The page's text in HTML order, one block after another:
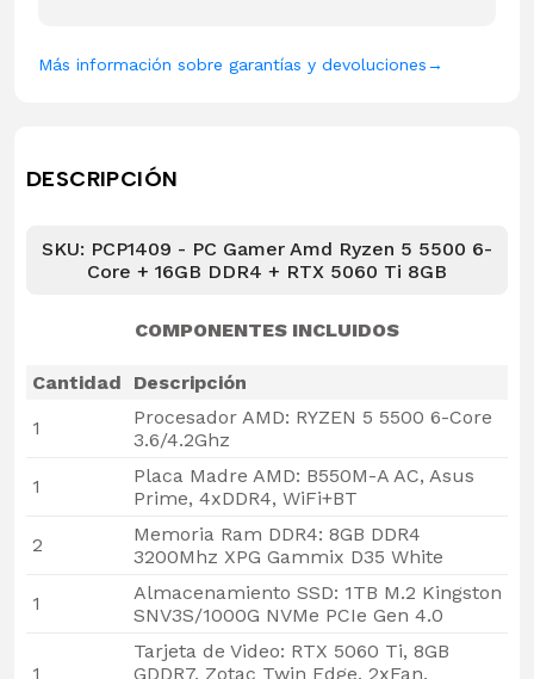
Más información sobre garantías y devoluciones→
DESCRIPCIÓN
SKU: PCP1409 - PC Gamer Amd Ryzen 5 5500 6-
Core + 16GB DDR4 + RTX 5060 Ti 8GB
COMPONENTES INCLUIDOS
Cantidad
Descripción
1
Procesador AMD: RYZEN 5 5500 6-Core
3.6/4.2Ghz
1
Placa Madre AMD: B550M-A AC, Asus
Prime, 4xDDR4, WiFi+BT
2
Memoria Ram DDR4: 8GB DDR4
3200Mhz XPG Gammix D35 White
1
Almacenamiento SSD: 1TB M.2 Kingston
SNV3S/1000G NVMe PCIe Gen 4.0
1
Tarjeta de Video: RTX 5060 Ti, 8GB
GDDR7, Zotac Twin Edge, 2xFan,